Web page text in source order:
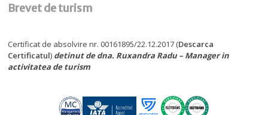
Brevet de turism
Certificat de absolvire nr. 00161895/22.12.2017 (Descarca
Certificatul) detinut de dna. Ruxandra Radu – Manager in
activitatea de turism